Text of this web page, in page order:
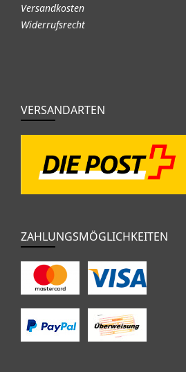
Versandkosten
Widerrufsrecht
VERSANDARTEN
ZAHLUNGSMÖGLICHKEITEN